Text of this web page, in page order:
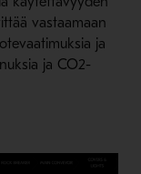
vastaamaan
ja
ja CO2-